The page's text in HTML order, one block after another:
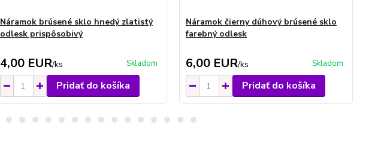
Náramok brúsené sklo hnedý zlatistý
odlesk prispôsobivý
4,00 EUR/ks Skladom
Pridať do košíka
Náramok čierny dúhový brúsené sklo
farebný odlesk
6,00 EUR/ks Skladom
Pridať do košíka